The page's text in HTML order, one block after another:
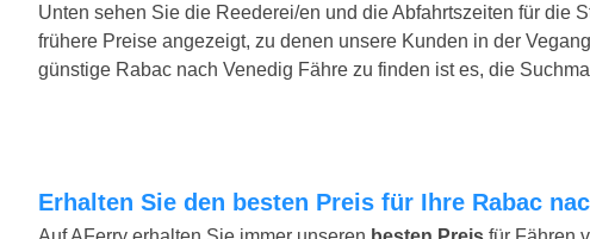
Unten sehen Sie die Reederei/en und die Abfahrtszeiten für die
frühere Preise angezeigt, zu denen unsere Kunden in der
günstige Rabac nach Venedig Fähre zu finden ist es, die
Erhalten Sie den besten Preis für Ihre Rabac